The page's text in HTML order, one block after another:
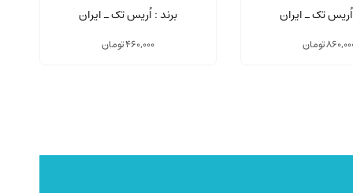
میلی لیتریتک ـ ایران
تومان
برند : اُریس تک ـ ایران
460,000تومان